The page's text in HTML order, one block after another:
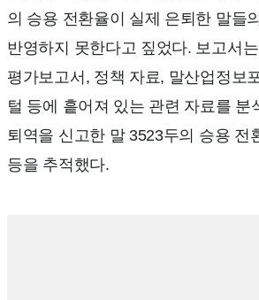
의 승용 전환율이 실제 은퇴한 말들
반영하지 못한다고 짚었다. 보고서
평가보고서, 정책 자료, 말산업정보
털 등에 흩어져 있는 관련 자료를 분
퇴역을 신고한 말 3523두의 승용 전
등을 추적했다.